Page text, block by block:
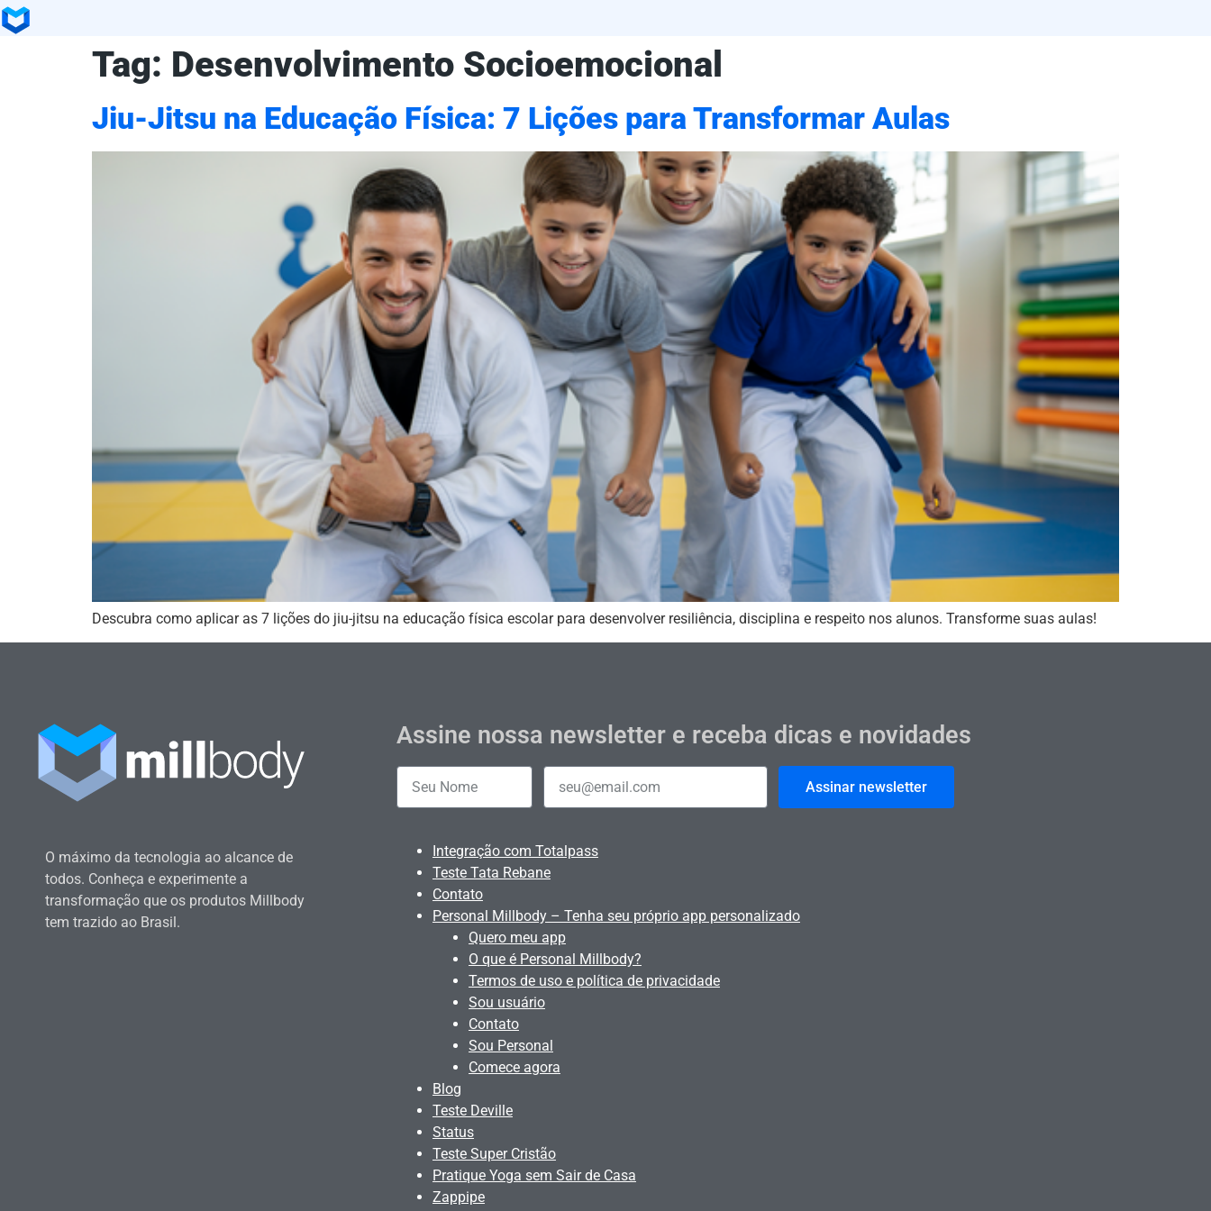
Tag: Desenvolvimento Socioemocional
Jiu-Jitsu na Educação Física: 7 Lições para Transformar Aulas
Descubra como aplicar as 7 lições do jiu-jitsu na educação física escolar para desenvolver resiliência, disciplina e respeito nos alunos. Transforme suas aulas!
O máximo da tecnologia ao alcance de
todos. Conheça e experimente a
transformação que os produtos Millbody
tem trazido ao Brasil.
Assine nossa newsletter e receba dicas e novidades
Assinar newsletter
Integração com Totalpass
Teste Tata Rebane
Contato
Personal Millbody – Tenha seu próprio app personalizado
Quero meu app
O que é Personal Millbody?
Termos de uso e política de privacidade
Sou usuário
Contato
Sou Personal
Comece agora
Blog
Teste Deville
Status
Teste Super Cristão
Pratique Yoga sem Sair de Casa
Zappipe